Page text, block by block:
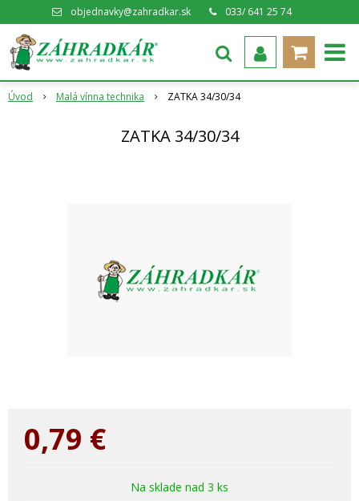
objednavky@zahradkar.sk 033/ 641 25 74
Úvod Malá vínna technika ZATKA 34/30/34
ZATKA 34/30/34
0,79 €
Na sklade nad 3 ks